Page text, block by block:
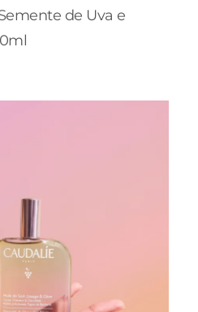
de Uva e